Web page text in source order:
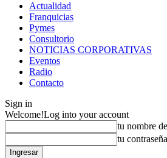
Actualidad
Franquicias
Pymes
Consultorio
NOTICIAS CORPORATIVAS
Eventos
Radio
Contacto
Sign in
Welcome!Log into your account
tu nombre
tu contraseña